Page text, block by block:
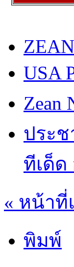
USA
Zean
ประ
ทีเด็ด
« หน้าที่
พิมพ์